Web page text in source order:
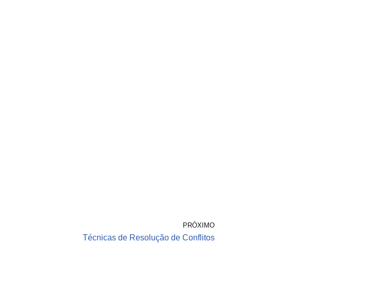
PRÓXIMO
Técnicas de Resolução de Conflitos